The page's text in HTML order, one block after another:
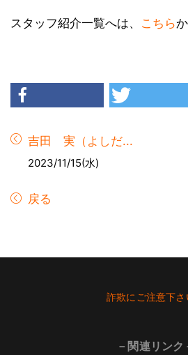
スタッフ紹介一覧へは、 こちら
吉田 実（よしだ...
2023/11/15(水)
戻る
詐欺にご注意下さ
－関連リンク